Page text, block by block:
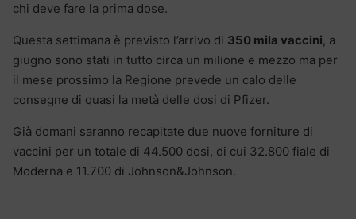
chi deve fare la prima dose.
Questa settimana è previsto l’arrivo di 350 mila vaccini, a
giugno sono stati in tutto circa un milione e mezzo ma per
il mese prossimo la Regione prevede un calo delle
consegne di quasi la metà delle dosi di Pfizer.
Già domani saranno recapitate due nuove forniture di
vaccini per un totale di 44.500 dosi, di cui 32.800 fiale di
Moderna e 11.700 di Johnson&Johnson.